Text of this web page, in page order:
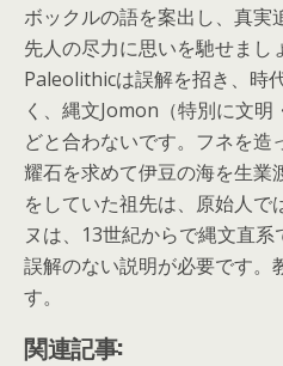
ボックルの語を案出し、真実
先人の尽力に思いを馳せまし
Paleolithicは誤解を招き、時
く、縄文Jomon（特別に文
どと合わないです。フネを
耀石を求めて伊豆の海を生業
をしていた祖先は、原始人で
ヌは、13世紀からで縄文直
誤解のない説明が必要です。
す。
関連記事: